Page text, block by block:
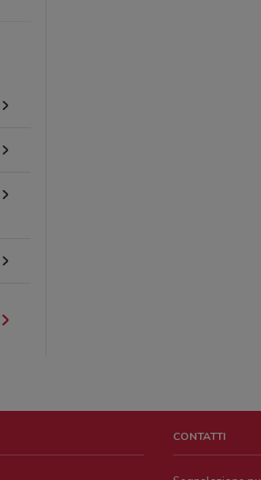
CONTATTI